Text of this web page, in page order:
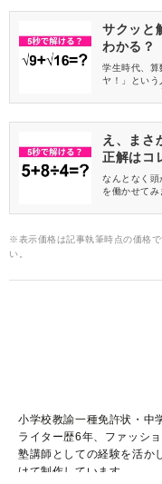
サクッと
わかる？
学生時代、算
ヤ！」という
え、まさ
正解はコ
なんとなく
を働かせてみ
※表示価格は記事執筆時点の価格
い。
小学校教諭一種免許状・中
ライター歴6年、ファッシ
塾講師としての経験を活か
けて制作しています。